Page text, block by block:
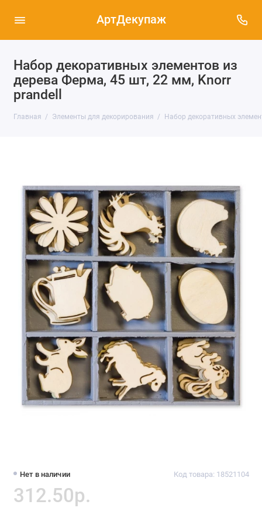
АртДекупаж
Набор декоративных элементов из
дерева Ферма, 45 шт, 22 мм, Knorr
prandell
Главная Элементы для декорирования Набор декоративных
Нет в наличии Код товара: 18521104
312.50р.